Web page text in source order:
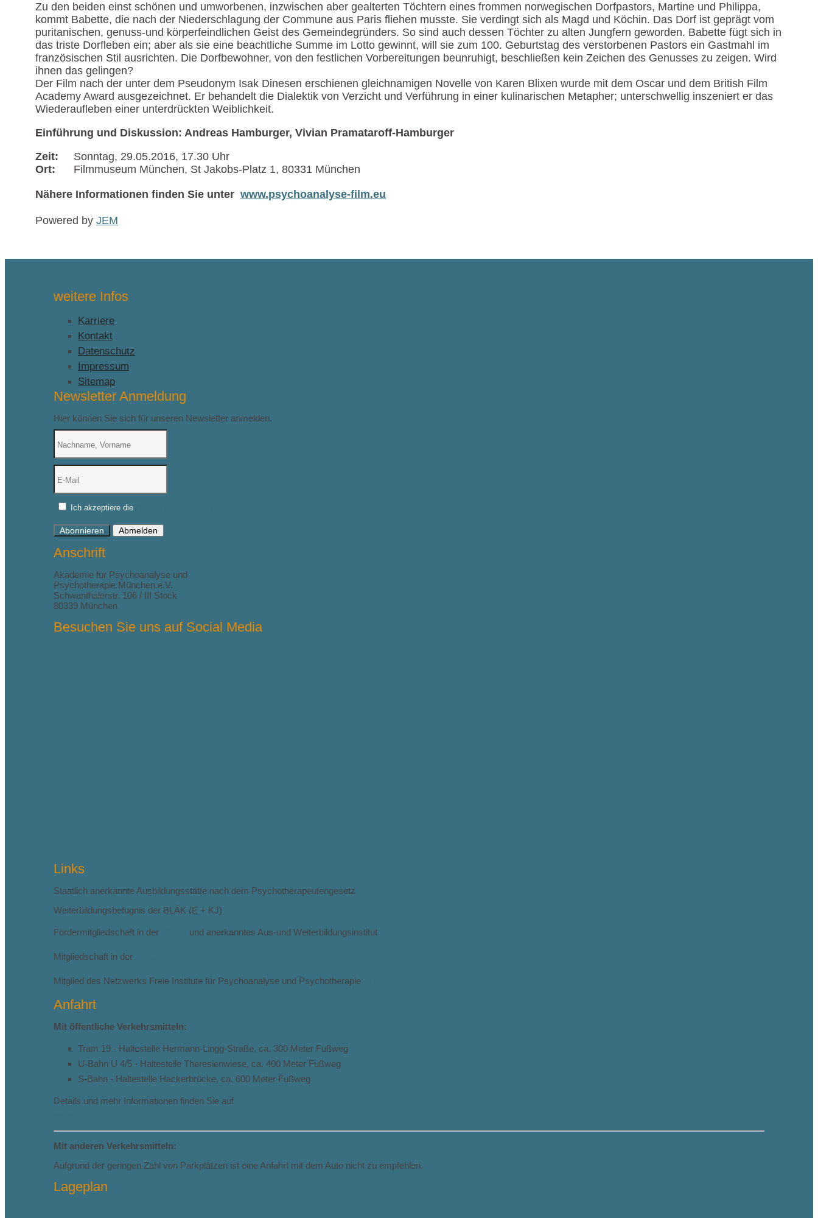
Zu den beiden einst schönen und umworbenen, inzwischen aber gealterten Töchtern eines frommen norwegischen Dorfpastors, Martine und Philippa,
kommt Babette, die nach der Niederschlagung der Commune aus Paris fliehen musste. Sie verdingt sich als Magd und Köchin. Das Dorf ist geprägt vom
puritanischen, genuss-und körperfeindlichen Geist des Gemeindegründers. So sind auch dessen Töchter zu alten Jungfern geworden. Babette fügt sich in
das triste Dorfleben ein; aber als sie eine beachtliche Summe im Lotto gewinnt, will sie zum 100. Geburtstag des verstorbenen Pastors ein Gastmahl im
französischen Stil ausrichten. Die Dorfbewohner, von den festlichen Vorbereitungen beunruhigt, beschließen kein Zeichen des Genusses zu zeigen. Wird
ihnen das gelingen?
Der Film nach der unter dem Pseudonym Isak Dinesen erschienen gleichnamigen Novelle von Karen Blixen wurde mit dem Oscar und dem British Film
Academy Award ausgezeichnet. Er behandelt die Dialektik von Verzicht und Verführung in einer kulinarischen Metapher; unterschwellig inszeniert er das
Wiederaufleben einer unterdrückten Weiblichkeit.
Einführung und Diskussion: Andreas Hamburger, Vivian Pramataroff-Hamburger
Zeit: Sonntag, 29.05.2016, 17.30 Uhr
Ort: Filmmuseum München, St Jakobs-Platz 1, 80331 München
Nähere Informationen finden Sie unter www.psychoanalyse-film.eu
Powered by JEM
weitere Infos
Karriere
Kontakt
Datenschutz
Impressum
Sitemap
Newsletter Anmeldung
Hier können Sie sich für unseren Newsletter anmelden.
Ich akzeptiere die
Abonnieren Abmelden
Anschrift
Akademie für Psychoanalyse und
Psychotherapie München e.V.
Schwanthalerstr. 106 / III Stock
80339 München
Besuchen Sie uns auf Social Media
Links
Staatlich anerkannte Ausbildungsstätte nach dem Psychotherapeutengesetz
Weiterbildungsbefugnis der BLÄK (E + KJ)
Fördermitgliedschaft in der und anerkanntes Aus-und Weiterbildungsinstitut
Mitgliedschaft in der
Mitglied des Netzwerks Freie Institute für Psychoanalyse und Psychotherapie
Anfahrt
Mit öffentliche Verkehrsmitteln:
Tram 19 - Haltestelle Hermann-Lingg-Straße, ca. 300 Meter Fußweg
U-Bahn U 4/5 - Haltestelle Theresienwiese, ca. 400 Meter Fußweg
S-Bahn - Haltestelle Hackerbrücke, ca. 600 Meter Fußweg
Details und mehr Informationen finden Sie auf
Mit anderen Verkehrsmitteln:
Aufgrund der geringen Zahl von Parkplätzen ist eine Anfahrt mit dem Auto nicht zu empfehlen.
Lageplan